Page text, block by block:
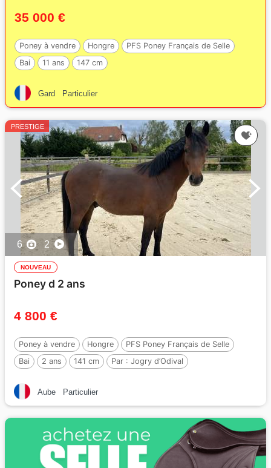
35 000 €
Poney à vendre Hongre
PFS Poney Français de Selle
Bai
11 ans 147 cm
Gard Particulier
PRESTIGE
6 2
NOUVEAU
Poney d 2 ans
4 800 €
Poney à vendre Hongre
PFS Poney Français de Selle
Bai
2 ans 141 cm Par : Jogry d’Odival
Aube Particulier